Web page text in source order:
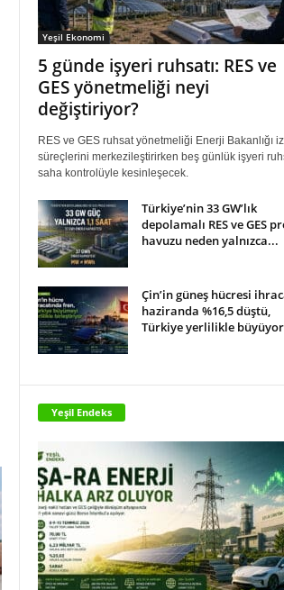
Yeşil Ekonomi
5 günde işyeri ruhsatı: RES ve
GES yönetmeliği neyi
değiştiriyor?
RES ve GES ruhsat yönetmeliği Enerji Bakanlığı
süreçlerini merkezileştirirken beş günlük işyeri
saha kontrolüyle kesinleşecek.
Türkiye’nin 33 GW’lık
depolamalı RES ve GES
havuzu neden yalnızca...
Çin’in güneş hücresi
haziranda %16,5 düştü,
Türkiye yerlilikle büyüyor
Yeşil Endeks